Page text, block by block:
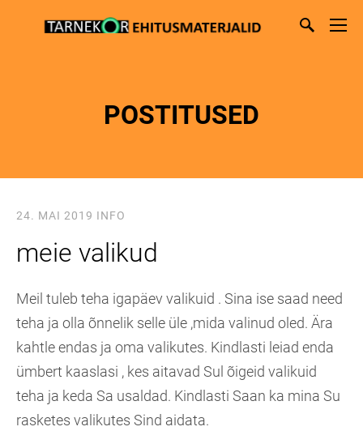
POSTITUSED
24. MAI 2019 INFO
meie valikud
Meil tuleb teha igapäev valikuid . Sina ise saad need
teha ja olla õnnelik selle üle ,mida valinud oled. Ära
kahtle endas ja oma valikutes. Kindlasti leiad enda
ümbert kaaslasi , kes aitavad Sul õigeid valikuid
teha ja keda Sa usaldad. Kindlasti Saan ka mina Su
rasketes valikutes Sind aidata.